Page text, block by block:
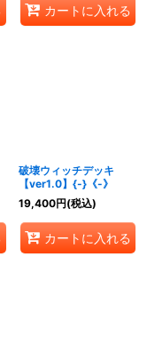
カートに入れる
破壊ウィッチデッキ
【ver1.0】{-}《-》
19,400円(税込)
カートに入れる